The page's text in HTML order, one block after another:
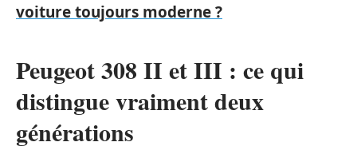
voiture toujours moderne ?
Peugeot 308 II et III : ce qui
distingue vraiment deux
générations